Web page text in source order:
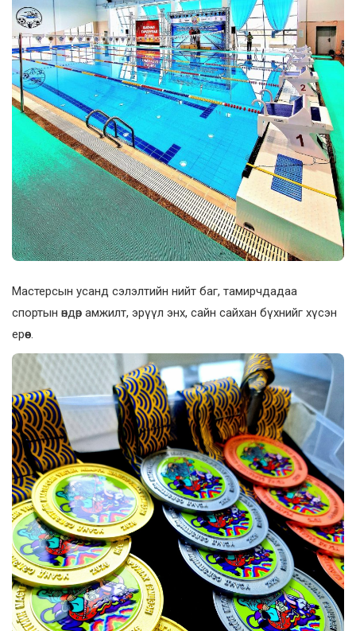
Мастерсын усанд сэлэлтийн нийт баг, тамирчдадаа
спортын өндөр амжилт, эрүүл энх, сайн сайхан бүхнийг хүсэн
ерөөе.